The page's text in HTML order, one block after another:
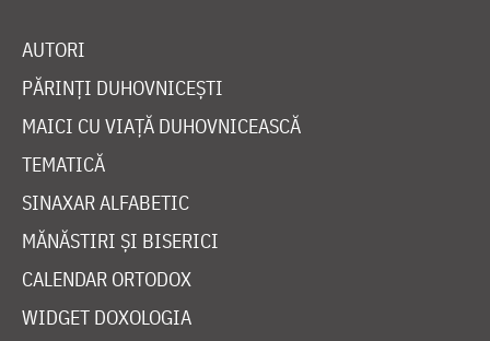
AUTORI
PĂRINȚI DUHOVNICEȘTI
MAICI CU VIAȚĂ DUHOVNICEASCĂ
TEMATICĂ
SINAXAR ALFABETIC
MĂNĂSTIRI ȘI BISERICI
CALENDAR ORTODOX
WIDGET DOXOLOGIA